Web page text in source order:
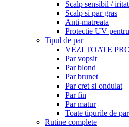
Scalp sensibil / iritat
Scalp si par gras
Anti-matreata
Protectie UV
Tipul de par
VEZI TOATE
Par vopsit
Par blond
Par brunet
Par cret si ondulat
Par fin
Par matur
Toate tipurile de par
Rutine complete